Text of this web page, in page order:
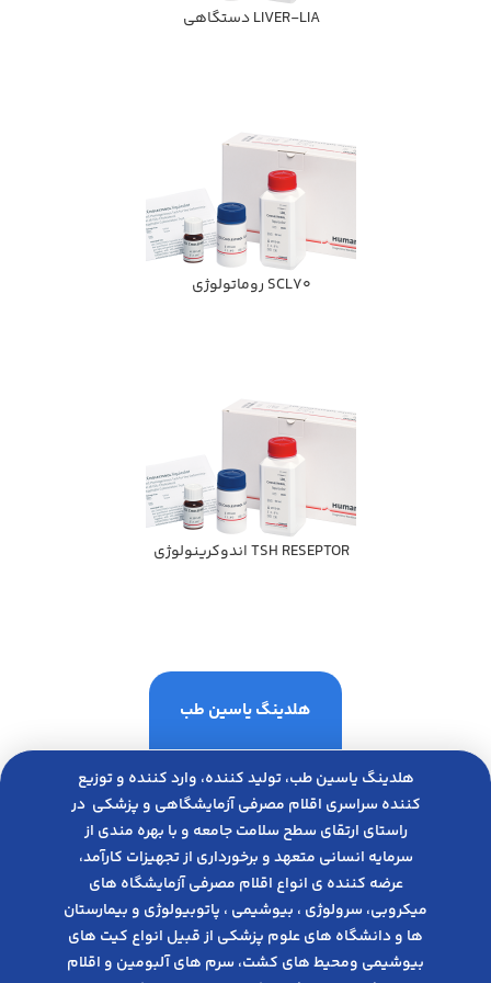
LIVER-LIA دستگاهي
SCL70 روماتولوژي
TSH RESEPTOR اندوكرينولوژي
هلدینگ یاسین طب
هلدینگ یاسین طب، تولید کننده، وارد کننده و توزیع
کننده سراسری اقلام مصرفی آزمایشگاهی و پزشکی در
راﺳﺘﺎی ارﺗﻘﺎی ﺳﻄﺢ ﺳﻼﻣﺖ ﺟﺎﻣﻌﻪ و ﺑﺎ ﺑﻬﺮه ﻣﻨﺪی از
ﺳﺮﻣﺎﯾﻪ انسانی متعهد و ﺑﺮﺧﻮرداری از ﺗﺠﻬﯿﺰات ﮐﺎرآﻣﺪ،
عرضه کننده ی انواع اﻗﻼم مصرفی آزﻣﺎﯾﺸﮕﺎه های
میکروبی، ﺳﺮوﻟﻮژی ، ﺑﯿﻮﺷﯿﻤﯽ ، پاتوبیولوژی و بیمارستان
ها و دانشگاه های علوم پزشکی از قبیل انواع کیت های
بیوشیمی ومحیط های کشت، سرم های آلبومین و اقلام